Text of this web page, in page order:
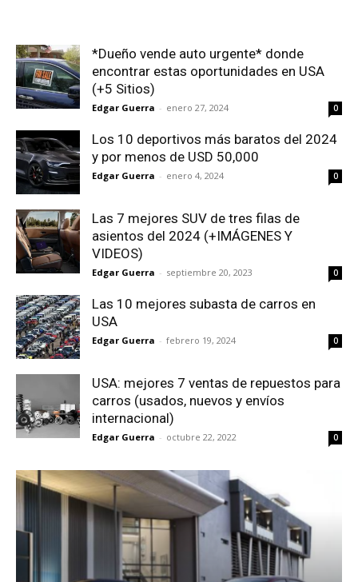
*Dueño vende auto urgente* donde
encontrar estas oportunidades en USA
(+5 Sitios)
Edgar Guerra - enero 27, 2024 0
Los 10 deportivos más baratos del 2024
y por menos de USD 50,000
Edgar Guerra - enero 4, 2024 0
Las 7 mejores SUV de tres filas de
asientos del 2024 (+IMÁGENES Y
VIDEOS)
Edgar Guerra - septiembre 20, 2023 0
Las 10 mejores subasta de carros en
USA
Edgar Guerra - febrero 19, 2024 0
USA: mejores 7 ventas de repuestos para
carros (usados, nuevos y envíos
internacional)
Edgar Guerra - octubre 22, 2022 0